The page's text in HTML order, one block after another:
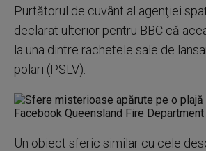
Purtătorul de cuvânt al agenţiei
declarat ulterior pentru BBC că
la una dintre rachetele sale de
polari (PSLV).
Un obiect sferic similar cu cele